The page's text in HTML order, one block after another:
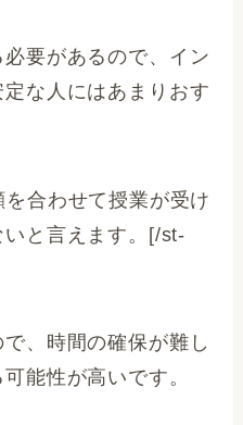
要があるので、イン
な人にはあまりおす
合わせて授業が受け
と言えます。[/st-
、時間の確保が難し
能性が高いです。